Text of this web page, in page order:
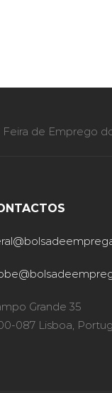
de Emprego
Grande 35
087 Lisboa,